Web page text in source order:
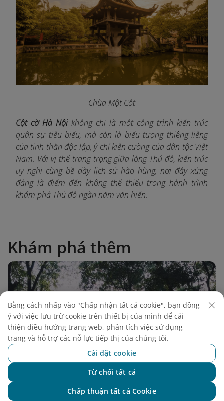
Chùa Một Cột
Cột cờ Hà Nộikhông chỉ là một công trình kiến trúc
quân sự tiêu biểu, mà còn là biểu tượng thiêng liêng
của tinh thần độc lập, ý chí kiên cường của dân tộc Việt
Nam. Với vị thế trang trọng giữa lòng Thủ đô, kiến trúc
uy nghi cùng bề dày lịch sử hào hùng, nơi đây xứng
đáng là điểm đến không thể thiếu trong hành trình
khám phá Thủ đô ngàn năm văn hiến.
Khám phá thêm
Bằng cách nhấp vào "Chấp nhận tất cả cookie", bạn đồng
ý với việc lưu trữ cookie trên thiết bị của mình để cải
thiện điều hướng trang web, phân tích việc sử dụng
trang và hỗ trợ các nỗ lực tiếp thị của chúng tôi.
Cài đặt cookie
Từ chối tất cả
Chấp thuận tất cả Cookie